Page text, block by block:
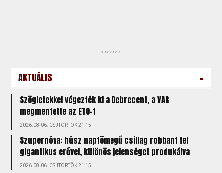
hirdetés
AKTUÁLIS -
Szögletekkel végezték ki a Debrecent, a VAR
megmentette az ETO-t
2026.08.06. CSÜTÖRTÖK 21:15
Szupernóva: húsz naptömegű csillag robbant fel
gigantikus erővel, különös jelenséget produkálva
2026.08.06. CSÜTÖRTÖK 21:15